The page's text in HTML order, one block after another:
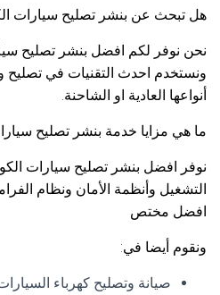
هل تبحث عن بنشر تصليح سيارات
نحن نوفر لكم افضل بنشر تصليح
ونستخدم احدث التقنيات في تصليح
أنواعها العادية او الشاحنة.
ما هي مزايا خدمة بنشر تصليح
نوفر افضل بنشر تصليح سيارات
التشغيل وأنظمة الأمان ونظام
افضل مختص
ونقوم أيضا في:
صيانة وتصليح كهرباء